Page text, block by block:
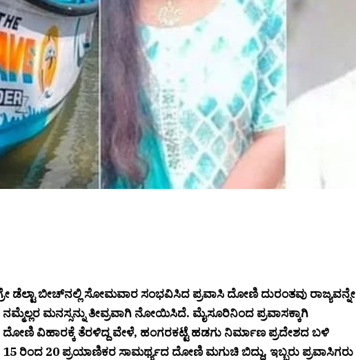
ಡೆಲ್ಟಾ ಬೀಚ್‌ನಲ್ಲಿ ಸೋಮವಾರ ಸಂಭವಿಸಿದ ಪ್ರವಾಸಿ ದೋಣಿ ದುರಂತವು ರಾಜ್ಯವನ್ನೇ
ಮನಸ್ಸನ್ನು ತೀವ್ರವಾಗಿ ನೋಯಿಸಿದೆ. ಮೈಸೂರಿನಿಂದ ಪ್ರವಾಸಕ್ಕಾಗಿ
ವಿಹಾರಕ್ಕೆ ತೆರಳಿದ್ದ ವೇಳೆ, ಹಂಗರಕಟ್ಟೆ ಹಡಗು ನಿರ್ಮಾಣ ಪ್ರದೇಶದ ಬಳಿ
ರಿಂದ 20 ಪ್ರಯಾಣಿಕರ ಸಾಮರ್ಥ್ಯದ ದೋಣಿ ಮಗುಚಿ ಬಿದ್ದು, ಇಬ್ಬರು ಪ್ರವಾಸಿಗರು